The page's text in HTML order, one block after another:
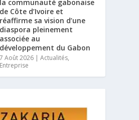
la communauté gabonaise
de Côte d’Ivoire et
réaffirme sa vision d’une
diaspora pleinement
associée au
développement du Gabon
7 Août 2026 |Actualités,
Entreprise